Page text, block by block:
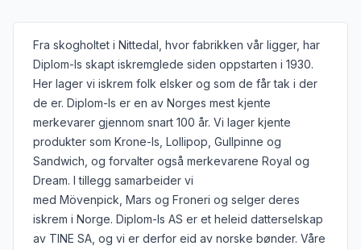
Informasjon om leverandøren
Fra skogholtet i Nittedal, hvor fabrikken vår ligger, har
Diplom-Is skapt iskremglede siden oppstarten i 1930.
Her lager vi iskrem folk elsker og som de får tak i der
de er. Diplom-Is er en av Norges mest kjente
merkevarer gjennom snart 100 år. Vi lager kjente
produkter som Krone-Is, Lollipop, Gullpinne og
Sandwich, og forvalter også merkevarene Royal og
Dream. I tillegg samarbeider vi
med Mövenpick, Mars og Froneri og selger deres
iskrem i Norge. Diplom-Is AS er et heleid datterselskap
av TINE SA, og vi er derfor eid av norske bønder. Våre